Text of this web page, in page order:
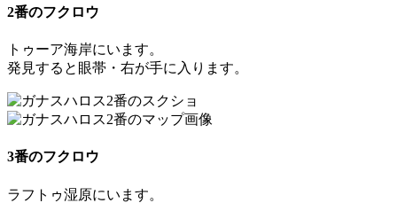
2番のフクロウ
トゥーア海岸にいます。
発見すると 眼帯・右が手に入ります。
3番のフクロウ
ラフトゥ湿原にいます。